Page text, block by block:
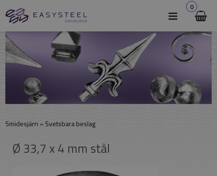
0
Smidesjärn » Svetsbara beslag
Ø 33,7 x 4 mm stål